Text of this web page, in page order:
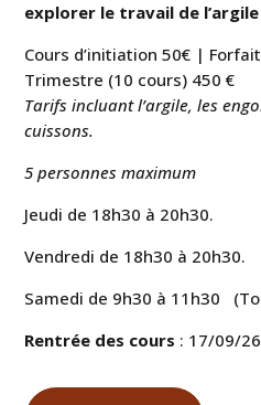
explorer le travail de
Cours d’initiation 50€ |
Trimestre (10 cours) 450 €
Tarifs incluant l’argile, les
cuissons.
5 personnes maximum
Jeudi de 18h30 à 20h30.
Vendredi de 18h30 à 20h30.
Samedi de 9h30 à 11h30
Rentrée des cours : 17/09/26